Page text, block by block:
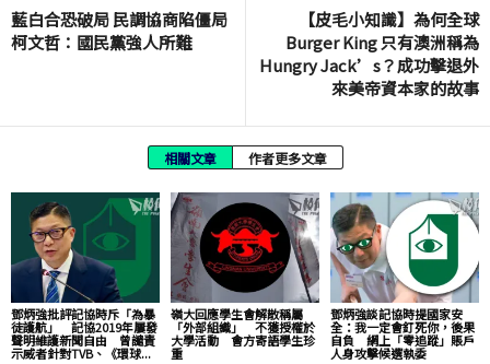
藍白合恐破局 民調協商陷僵局
柯文哲：國民黨強人所難
【皮毛小知識】為何全球
Burger King 只有澳洲稱為
Hungry Jack’s？成功擊退外
來美帝資本家的故事
相關文章 作者更多文章
鄧炳強批評記協時斥「為暴
徒護航」 記協2019年屢發
聲明維護新聞自由 曾譴責
示威者針對TVB、《環球...
嶺大回應學生會解散稱屬
「外部組織」 不獲授權於
大學活動 會方寄語學生珍
重
鄧炳強談記協時提國家安
全：我一定會釘死你，後果
自負 網上「零追蹤」賬戶
人身攻擊候選執委